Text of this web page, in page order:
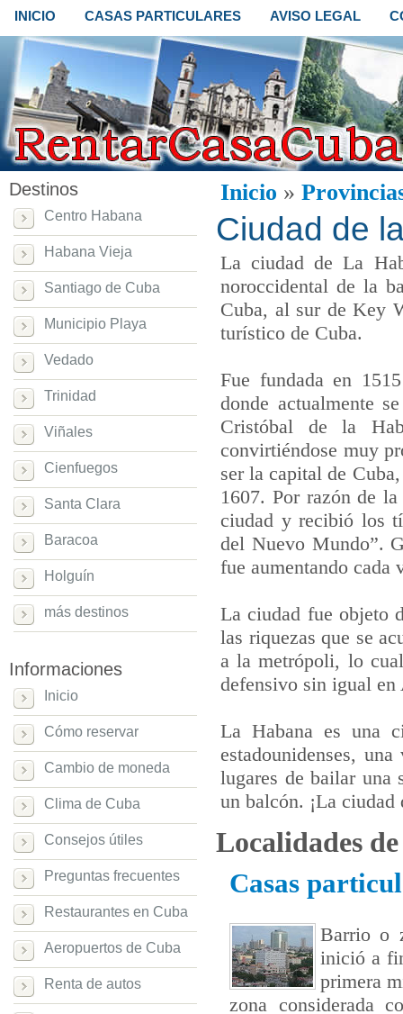
INICIO CASAS PARTICULARES AVISO LEGAL
Destinos
Centro Habana
Habana Vieja
Santiago de Cuba
Municipio Playa
Vedado
Trinidad
Viñales
Cienfuegos
Santa Clara
Baracoa
Holguín
más destinos
Informaciones
Inicio
Cómo reservar
Cambio de moneda
Clima de Cuba
Consejos útiles
Preguntas frecuentes
Restaurantes en Cuba
Aeropuertos de Cuba
Renta de autos
Inicio »
Ciudad de
La ciudad de La
noroccidental de la
Cuba, al sur de Key
turístico de Cuba.
Fue fundada en
donde actualmente
Cristóbal de la
convirtiéndose muy
ser la capital de
1607. Por razón de
ciudad y recibió los
del Nuevo Mundo”.
fue aumentando cada
La ciudad fue objeto
las riquezas que se
a la metrópoli, lo
defensivo sin igual en
La Habana es una
estadounidenses,
lugares de bailar una
un balcón. ¡La ciudad
Localidades
Casas
Barrio o
inició a
primera
zona considerada